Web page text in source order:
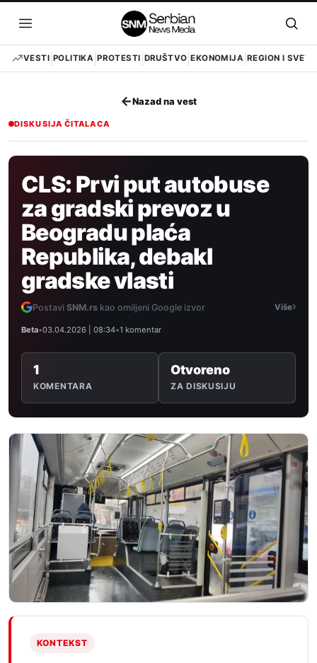
sadržaj
Otvori
meni
VESTI POLITIKA PROTESTI DRUŠTVO EKONOMIJA REGION I SVET
←Nazad na vest
DISKUSIJA ČITALACA
CLS: Prvi put autobuse
za gradski prevoz u
Beogradu plaća
Republika, debakl
gradske vlasti
Postavi SNM.rs kao omiljeni Google izvor Više›
Beta•03.04.2026 | 08:34•1 komentar
1
KOMENTARA
Otvoreno
ZA DISKUSIJU
KONTEKST